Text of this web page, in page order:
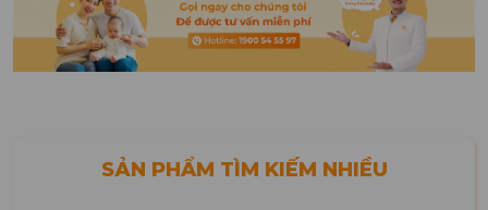
SẢN PHẨM TÌM KIẾM NHIỀU